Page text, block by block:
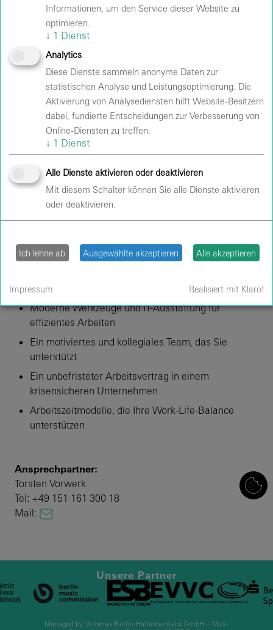
gebäudetechnischen Anlagen ist von Vorteil, jedoch
nicht zwingend erforderlich
Kenntnisse relevanter Normen und Vorschriften (z.
B. VDE)
Hohes Maß an Kundenorientierung, Zuverlässigkeit
und Eigeninitiative
Führerschein Klasse B für Einsätze vor Ort
Darauf können Sie sich freuen:
Unbefristeter Vollzeitvertrag mit einer 40h/Woche
30 Tage Urlaub sowie Weihnachten und Silvester
frei
Leistungsgerechte Vergütung plus Zusatzleistungen
Arbeiten Sie in dem beeindruckendem Velodrom,
Umfangreiche Weiterbildungs- und
persönliche Entwicklung
Moderne Werkzeuge und IT-Ausstattung für
effizientes Arbeiten
Ein motiviertes und kollegiales Team, das Sie
unterstützt
Ein unbefristeter Arbeitsvertrag in einem
krisensicheren Unternehmen
Arbeitszeitmodelle, die Ihre Work-Life-Balance
unterstützen
Ansprechpartner:
Torsten Vorwerk
Tel: +49 151 161 300 18
Mail:
Unsere Partner
Managed by Velomax Berlin Hallenbetriebs GmbH – Max-
Informationen, um den Service dieser Website zu
optimieren.
↓ 1 Dienst
Analytics
Diese Dienste sammeln anonyme Daten zur
statistischen Analyse und Leistungsoptimierung. Die
Aktivierung von Analysediensten hilft Website-Besitzern
dabei, fundierte Entscheidungen zur Verbesserung von
Online-Diensten zu treffen.
↓ 1 Dienst
Alle Dienste aktivieren oder deaktivieren
Mit diesem Schalter können Sie alle Dienste aktivieren
oder deaktivieren.
Ich lehne ab Ausgewählte akzeptieren Alle akzeptieren
Impressum Realisiert mit Klaro!